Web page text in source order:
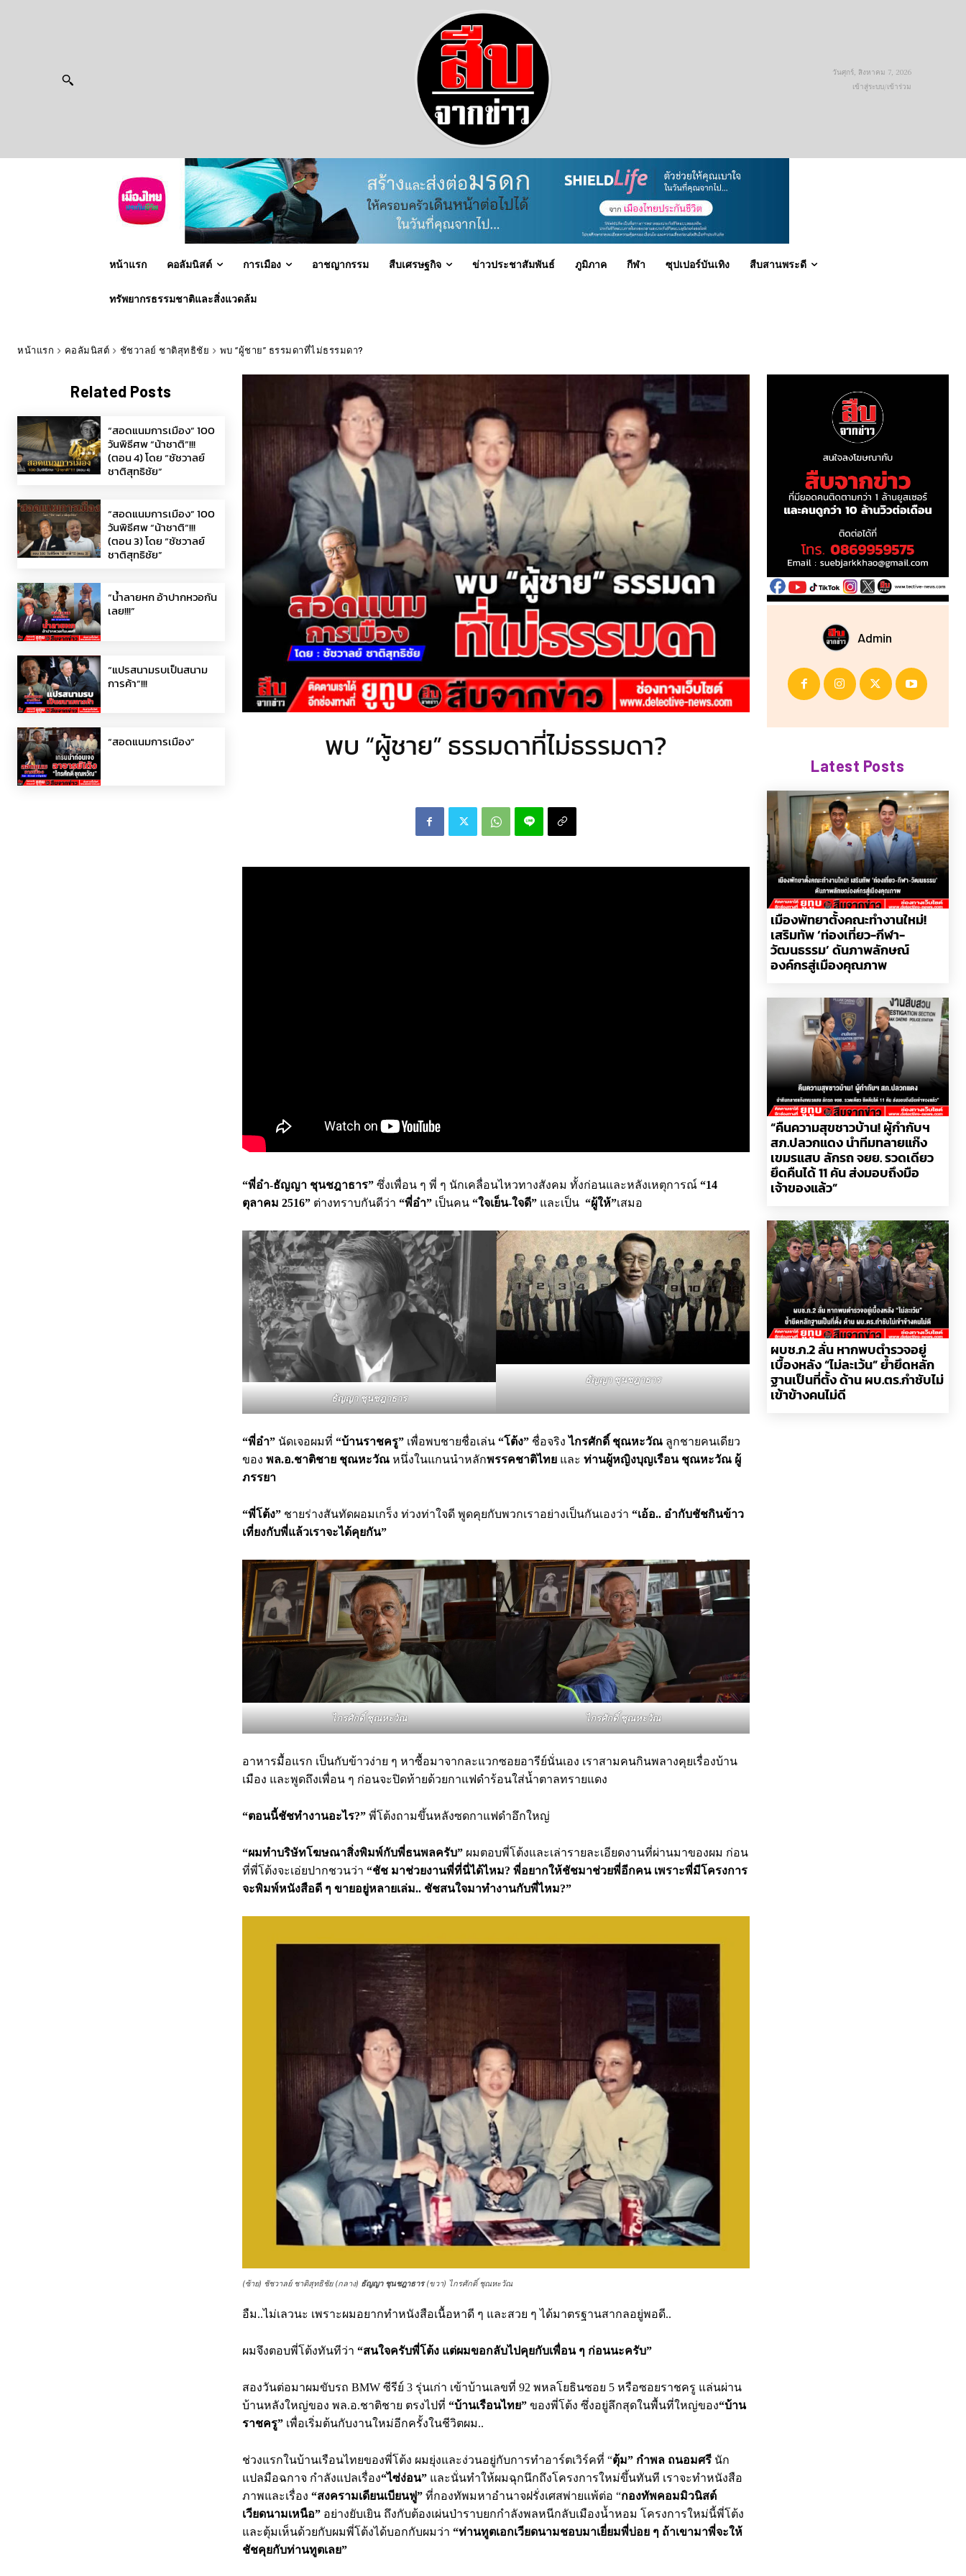
วันศุกร์, สิงหาคม 7, 2026
เข้าสู่ระบบ/เข้าร่วม
หน้าแรก คอลัมนิสต์ การเมือง อาชญากรรม สืบเศรษฐกิจ ข่าวประชาสัมพันธ์ ภูมิภาค กีฬา ซุปเปอร์บันเทิง สืบสานพระดี
ทรัพยากรธรรมชาติและสิ่งแวดล้ม
หน้าแรก คอลัมนิสต์ ชัชวาลย์ ชาติสุทธิชัย พบ “ผู้ชาย” ธรรมดาที่ไม่ธรรมดา?
Related Posts
“สอดแนมการเมือง” 100
วันพิธีศพ “น้าชาติ”!!!
(ตอน 4) โดย “ชัชวาลย์
ชาติสุทธิชัย”
“สอดแนมการเมือง” 100
วันพิธีศพ “น้าชาติ”!!!
(ตอน 3) โดย “ชัชวาลย์
ชาติสุทธิชัย”
“น้ำลายหก อ้าปากหวอกัน
เลย!!!”
“แปรสนามรบเป็นสนาม
การค้า”!!!
“สอดแนมการเมือง” พบ “ผู้ชาย” ธรรมดาที่ไม่ธรรมดา?
“พี่อ๋า-ธัญญา ชุนชฎาธาร” ซึ่งเพื่อน ๆ พี่ ๆ นักเคลื่อนไหวทางสังคม ทั้งก่อนและหลังเหตุการณ์ “14
ตุลาคม 2516” ต่างทราบกันดีว่า “พี่อ๋า” เป็นคน “ใจเย็น-ใจดี”และเป็น “ผู้ให้”เสมอ
ธัญญา ชุนชฎาธาร
ธัญญา ชุนชฎาธาร
“พี่อ๋า” นัดเจอผมที่ “บ้านราชครู” เพื่อพบชายชื่อเล่น “โต้ง” ชื่อจริงไกรศักดิ์ ชุณหะวัณ ลูกชายคนเดียว
ของ พล.อ.ชาติชาย ชุณหะวัณ หนึ่งในแกนนำหลักพรรคชาติไทย และ ท่านผู้หญิงบุญเรือน ชุณหะวัณ ผู้
ภรรยา
“พี่โต้ง” ชายร่างสันทัดผอมเกร็ง ท่วงท่าใจดี พูดคุยกับพวกเราอย่างเป็นกันเองว่า “เอ้อ.. อ๋ากับชัชกินข้าว
เที่ยงกับพี่แล้วเราจะได้คุยกัน”
ไกรศักดิ์ ชุณหะวัณ ไกรศักดิ์ ชุณหะวัณ
อาหารมื้อแรก เป็นกับข้าวง่าย ๆ หาซื้อมาจากละแวกซอยอารีย์นั่นเอง เราสามคนกินพลางคุยเรื่องบ้าน
เมือง และพูดถึงเพื่อน ๆ ก่อนจะปิดท้ายด้วยกาแฟดำร้อนใส่น้ำตาลทรายแดง
“ตอนนี้ชัชทำงานอะไร?”พี่โต้งถามขึ้นหลังซดกาแฟดำอึกใหญ่
“ผมทำบริษัทโฆษณาสิ่งพิมพ์กับพี่ธนพลครับ” ผมตอบพี่โต้งและเล่ารายละเอียดงานที่ผ่านมาของผม ก่อน
ที่พี่โต้งจะเอ่ยปากชวนว่า “ชัช มาช่วยงานพี่ที่นี่ได้ไหม? พี่อยากให้ชัชมาช่วยพี่อีกคน เพราะพี่มีโครงการ
จะพิมพ์หนังสือดี ๆ ขายอยู่หลายเล่ม.. ชัชสนใจมาทำงานกับพี่ไหม?”
(ซ้าย) ชัชวาลย์ ชาติสุทธิชัย (กลาง) ธัญญา ชุนชฎาธาร(ขวา) ไกรศักดิ์ ชุณหะวัณ
อืม..ไม่เลวนะ เพราะผมอยากทำหนังสือเนื้อหาดี ๆ และสวย ๆ ได้มาตรฐานสากลอยู่พอดี..
ผมจึงตอบพี่โต้งทันทีว่า “สนใจครับพี่โต้ง แต่ผมขอกลับไปคุยกับเพื่อน ๆ ก่อนนะครับ”
สองวันต่อมาผมขับรถ BMW ซีรีย์ 3 รุ่นเก่า เข้าบ้านเลขที่ 92 พหลโยธินซอย 5 หรือซอยราชครู แล่นผ่าน
บ้านหลังใหญ่ของ พล.อ.ชาติชาย ตรงไปที่ “บ้านเรือนไทย” ของพี่โต้ง ซึ่งอยู่ลึกสุดในพื้นที่ใหญ่ของ“บ้าน
ราชครู”เพื่อเริ่มต้นกับงานใหม่อีกครั้งในชีวิตผม..
ช่วงแรกในบ้านเรือนไทยของพี่โต้ง ผมยุ่งและง่วนอยู่กับการทำอาร์ตเวิร์คที่ “ตุ้ม” กำพล ถนอมศรี นัก
แปลมือฉกาจ กำลังแปลเรื่อง“ไซ่ง่อน”และนั่นทำให้ผมฉุกนึกถึงโครงการใหม่ขึ้นทันที เราจะทำหนังสือ
ภาพและเรื่อง “สงครามเดียนเบียนฟู” ที่กองทัพมหาอำนาจฝรั่งเศสพ่ายแพ้ต่อ “กองทัพคอมมิวนิสต์
เวียดนามเหนือ” อย่างยับเยิน ถึงกับต้องเผ่นป่าราบยกกำลังพลหนีกลับเมืองน้ำหอม โครงการใหม่นี้พี่โต้ง
และตุ้มเห็นด้วยกับผมพี่โต้งได้บอกกับผมว่า “ท่านทูตเอกเวียดนามชอบมาเยี่ยมพี่บ่อย ๆ ถ้าเขามาพี่จะให้
ชัชคุยกับท่านทูตเลย”
Admin
Latest Posts
เมืองพัทยาตั้งคณะทำงานใหม่!
เสริมทัพ ‘ท่องเที่ยว-กีฬา-
วัฒนธรรม’ ดันภาพลักษณ์
องค์กรสู่เมืองคุณภาพ
“คืนความสุขชาวบ้าน! ผู้กำกับฯ
สภ.ปลวกแดง นำทีมทลายแก๊ง
เขมรแสบ ลักรถ จยย. รวดเดียว
ยึดคืนได้ 11 คัน ส่งมอบถึงมือ
เจ้าของแล้ว”
ผบช.ภ.2 ลั่น หากพบตำรวจอยู่
เบื้องหลัง “ไม่ละเว้น” ย้ำยึดหลัก
ฐานเป็นที่ตั้ง ด้าน ผบ.ตร.กำชับไม่
เข้าข้างคนไม่ดี